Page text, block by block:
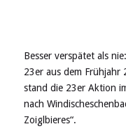
Besser verspätet als
23er aus dem Frühjahr
stand die 23er Aktion
nach
Zoiglbieres“.